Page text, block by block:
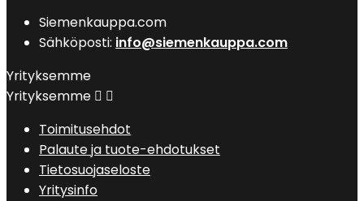
Siemenkauppa.com
Sähköposti: info@siemenkauppa.com
Yrityksemme
Yrityksemme  
Toimitusehdot
Palaute ja tuote-ehdotukset
Tietosuojaseloste
Yritysinfo